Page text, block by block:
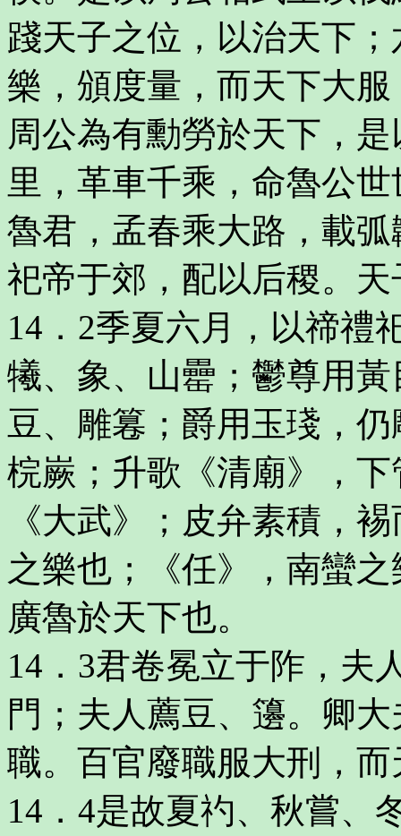
踐天子之位，以治天下
樂，頒度量，而天下大
周公為有勳勞於天下，
里，革車千乘，命魯公
魯君，孟春乘大路，載
祀帝于郊，配以后稷。
14．2季夏六月，以禘禮
犧、象、山罍；鬱尊用
豆、雕篹；爵用玉琖，
梡嶡；升歌《清廟》，
《大武》；皮弁素積，
之樂也；《任》，南蠻
廣魯於天下也。
14．3君卷冕立于阼，夫
門；夫人薦豆、籩。卿
職。百官廢職服大刑，
14．4是故夏礿、秋嘗、